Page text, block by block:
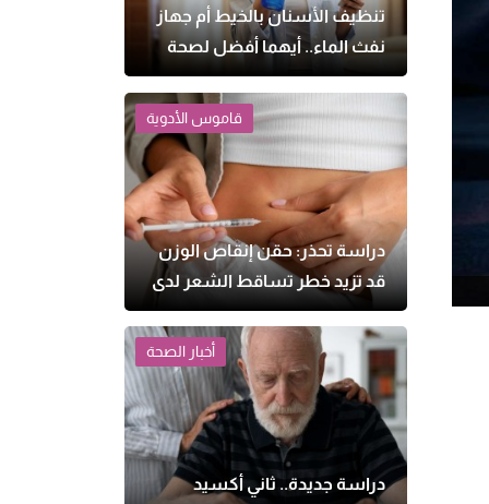
تنظيف الأسنان بالخيط أم جهاز
نفث الماء.. أيهما أفضل لصحة
اللثة؟
قاموس الأدوية
دراسة تحذر: حقن إنقاص الوزن
قد تزيد خطر تساقط الشعر لدى
النساء
أخبار الصحة
دراسة جديدة.. ثاني أكسيد